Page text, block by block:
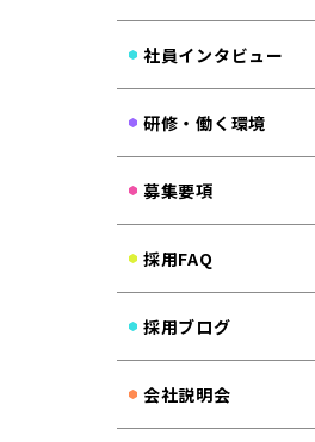
社員インタビュー
研修・働く環境
募集要項
採用FAQ
採用ブログ
会社説明会